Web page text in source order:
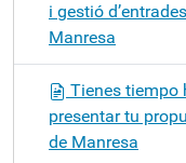
i gestió
Manresa
Tienes tiempo
presentar tu
de Manresa